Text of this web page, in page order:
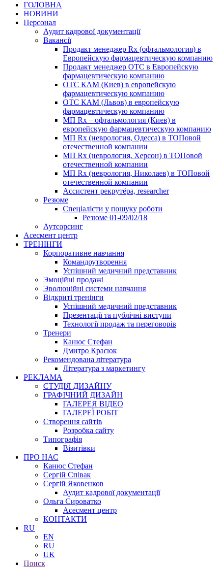
ГОЛОВНА
НОВИНИ
Персонал
Аудит кадрової документації
Вакансії
Продакт менеджер Rx (офтальмология) в
Европейскую фармацевтическую компанию
Продакт менеджер ОТС в Европейскую
фармацевтическую компанию
ОТС КАМ (Киев) в европейскую
фармацевтическую компанию
ОТС КАМ (Львов) в европейскую
фармацевтическую компанию
МП Rx – офтальмология (Киев) в
европейскую фармацевтическую компанию
МП Rx (неврология, Одесса) в ТОПовой
отечественной компании
МП Rx (неврология, Херсон) в ТОПовой
отечественной компании
МП Rx (неврология, Николаев) в ТОПовой
отечественной компании
Ассистент рекрутёра, researcher
Резюме
Cпеціалісти у пошуку роботи
Резюме 01-09/02/18
Аутсорсинг
Асесмент центр
ТРЕНІНГИ
Корпоративне навчання
Командоутворення
Успішний медичний представник
Эмоційні продажі
Эволюційні системи навчання
Відкриті тренінги
Успішний медичний представник
Презентації та публічні виступи
Технології продаж та переговорів
Тренери
Канюс Стефан
Дмитро Красюк
Рекомендована література
Література з маркетингу
РЕКЛАМА
СТУДІЯ ДИЗАЙНУ
ГРАФІЧНИЙ ДИЗАЙН
ГАЛЕРЕЯ ВІДЕО
ГАЛЕРЕЇ РОБІТ
Створення сайтів
Розробка сайту
Типографія
Візитівки
ПРО НАС
Канюс Стефан
Сергій Співак
Сергій Яковенков
Аудит кадрової документації
Ольга Сироватко
Асесмент центр
КОНТАКТИ
RU
EN
RU
UK
Поиск